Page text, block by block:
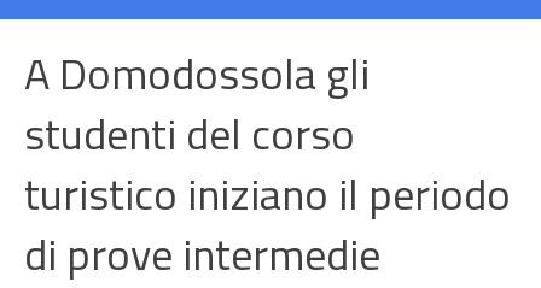
A Domodossola gli
studenti del corso
turistico iniziano il periodo
di prove intermedie